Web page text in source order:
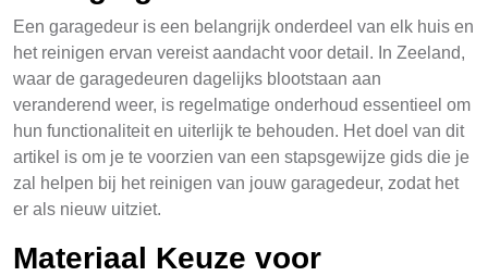
Een garagedeur is een belangrijk onderdeel van elk huis en
het reinigen ervan vereist aandacht voor detail. In Zeeland,
waar de garagedeuren dagelijks blootstaan aan
veranderend weer, is regelmatige onderhoud essentieel om
hun functionaliteit en uiterlijk te behouden. Het doel van dit
artikel is om je te voorzien van een stapsgewijze gids die je
zal helpen bij het reinigen van jouw garagedeur, zodat het
er als nieuw uitziet.
Materiaal Keuze voor